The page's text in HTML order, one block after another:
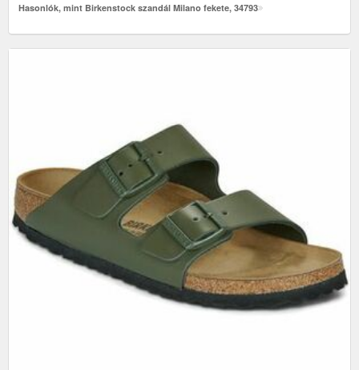
Hasonlók, mint Birkenstock szandál Milano fekete, 34793